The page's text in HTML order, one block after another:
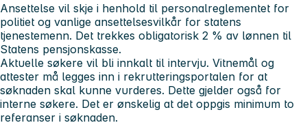
Ansettelse vil skje i henhold til personalreglementet for
politiet og vanlige ansettelsesvilkår for statens
tjenestemenn. Det trekkes obligatorisk 2 % av lønnen til
Statens pensjonskasse.
Aktuelle søkere vil bli innkalt til intervju. Vitnemål og
attester må legges inn i rekrutteringsportalen for at
søknaden skal kunne vurderes. Dette gjelder også for
interne søkere. Det er ønskelig at det oppgis minimum to
referanser i søknaden.